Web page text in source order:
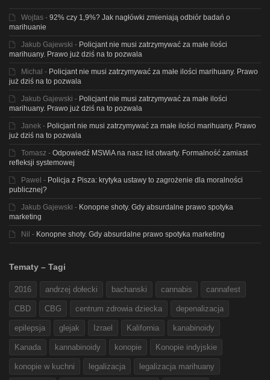
Wojtas - 92% czy 1,9%? Jak nagłówki zmieniają odbiór badań o
marihuanie
Jakub Gajewski - Policjant nie musi zatrzymywać za małe ilości
marihuany. Prawo już dziś na to pozwala
Michal - Policjant nie musi zatrzymywać za małe ilości marihuany. Prawo
już dziś na to pozwala
Jakub Gajewski - Policjant nie musi zatrzymywać za małe ilości
marihuany. Prawo już dziś na to pozwala
Janek - Policjant nie musi zatrzymywać za małe ilości marihuany. Prawo
już dziś na to pozwala
Tomasz - Odpowiedź MSWiA na nasz list otwarty. Formalność zamiast
refleksji systemowej
Pawel - Policja z Pisza: krytyka ustawy to zagrożenie dla moralności
publicznej?
Jakub Gajewski - Konopne shoty. Gdy absurdalne prawo spotyka
marketing
Nil - Konopne shoty. Gdy absurdalne prawo spotyka marketing
Tematy – Tagi
2016 andrzej dołecki bachanski cannabis cannafest
CBD CBG centrum zdrowia dziecka depenalizacja
epilepsja glejak Izrael Kalifornia kanabinoidy
Kanada kannabinoidy konopie Konopie indyjskie
konopie w kuchni legalizacja legalizacja marihuany